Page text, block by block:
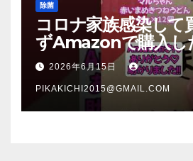
除菌
コロナ家族感染して
ずAmazonで購入し
介 #Shorts
2026年6月15日
PIKAKICHI2015@GMAIL.COM